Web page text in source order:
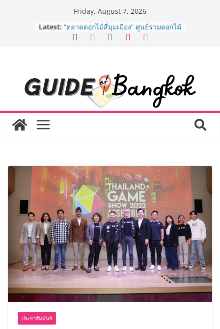
Friday, August 7, 2026
Latest: “ตลาดดอกไม้สี่มุมเมือง” ศูนย์รวมดอกไม้
สด ดอกไม้ประดิษฐ์ พวงมาลัย และสังฆ
ครั้งแรกของไทย ส่งอุปกรณ์วิทยาศาสตร์
“CE-7 MATCH” ฝีมือคนไทย ร่วมภารกิจ
สำรวจดวงจันทร์ 24 สิงหาคมนี้
8.8 “ซูเลียน” รวมพลังนักธุรกิจทั่ว
ประเทศ จัดประชุมใหญ่แห่งปี พบ CEO
อร่อย ยกเมนูระดับตำนาน “ข้าวหน้าไก่
ราชวงศ์” พุ่งทะยานสู่น่านฟ้า
BEDO เดินหน้าจัดกิจกรรมเจรจาธุรกิจ
“BIO TRADE CONNECT 2026” ยก
ระดับผลิตภัณฑ์ท้องถิ่นสู่ตลาดเชิง
พาณิชย์อย่างยั่งยืน
ประชาสัมพันธ์